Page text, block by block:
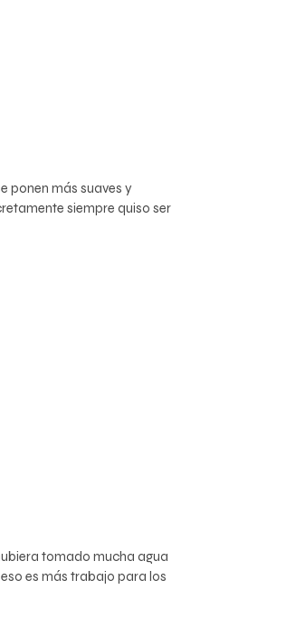
ponen más suaves y
siempre quiso ser
tomado mucha agua
es más trabajo para los